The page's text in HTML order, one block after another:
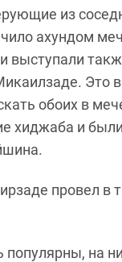
из
ахундом
выступали
Это
обоих в
хиджаба и
провел
на